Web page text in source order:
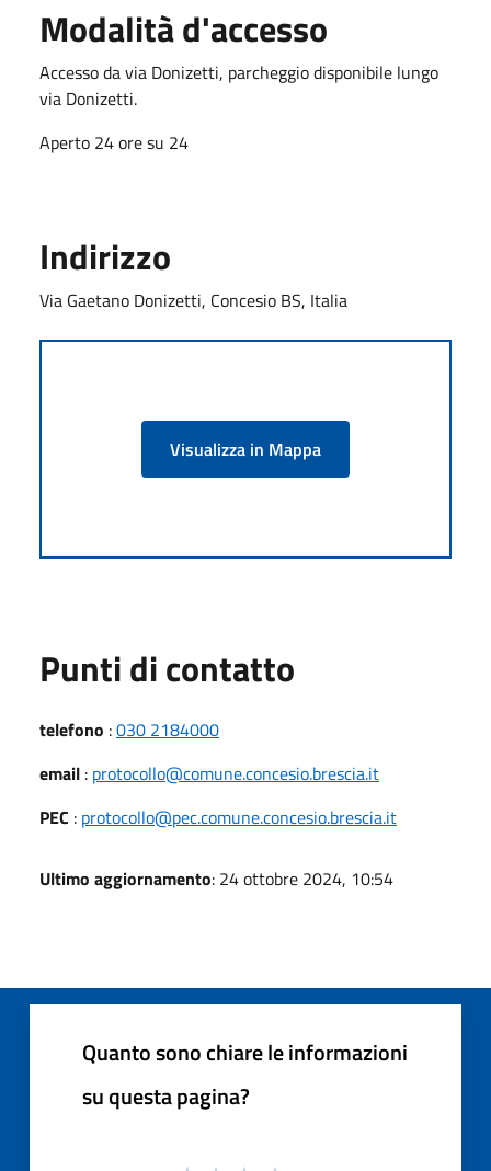
Modalità d'accesso
Accesso da via Donizetti, parcheggio disponibile lungo
via Donizetti.
Aperto 24 ore su 24
Indirizzo
Via Gaetano Donizetti, Concesio BS, Italia
Visualizza in Mappa
Punti di contatto
telefono :030 2184000
email : protocollo@comune.concesio.brescia.it
PEC : protocollo@pec.comune.concesio.brescia.it
Ultimo aggiornamento: 24 ottobre 2024, 10:54
Quanto sono chiare le informazioni
su questa pagina?